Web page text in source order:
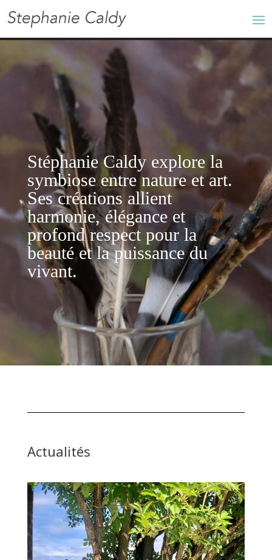
Stéphanie Caldy explore la
symbiose entre nature et art.
Ses créations allient
harmonie,élégance et
profond respect pour la
beauté et la puissance du
vivant.
Actualités